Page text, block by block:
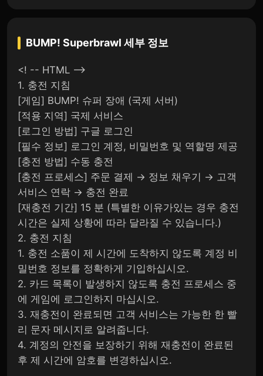
BUMP! Superbrawl 세부 정보
<! -- HTML -->
1. 충전 지침
[게임] BUMP! 슈퍼 장애 (국제 서버)
[적용 지역] 국제 서비스
[로그인 방법] 구글 로그인
[필수 정보] 로그인 계정, 비밀번호 및 역할명 제공
[충전 방법] 수동 충전
[충전 프로세스] 주문 결제 → 정보 채우기 → 고객
서비스 연락 → 충전 완료
[재충전 기간] 15 분 (특별한 이유가있는 경우 충전
시간은 실제 상황에 따라 달라질 수 있습니다.)
2. 충전 지침
1. 충전 소품이 제 시간에 도착하지 않도록 계정 비
밀번호 정보를 정확하게 기입하십시오.
2. 카드 목록이 발생하지 않도록 충전 프로세스 중
에 게임에 로그인하지 마십시오.
3. 재충전이 완료되면 고객 서비스는 가능한 한 빨
리 문자 메시지로 알려줍니다.
4. 계정의 안전을 보장하기 위해 재충전이 완료된
후 제 시간에 암호를 변경하십시오.